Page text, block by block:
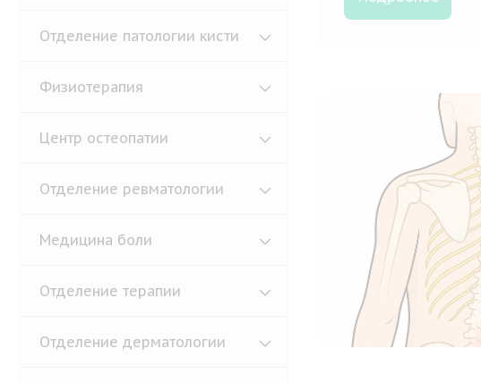
Отделение патологии кисти
Физиотерапия
Центр остеопатии
Отделение ревматологии
Медицина боли
Отделение терапии
Отделение дерматологии